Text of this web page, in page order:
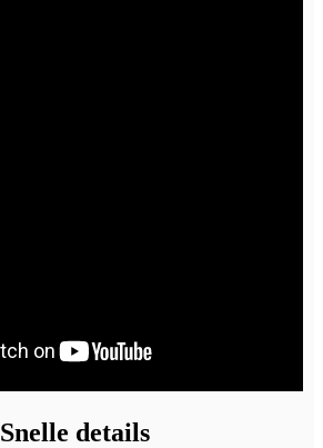
Snelle details